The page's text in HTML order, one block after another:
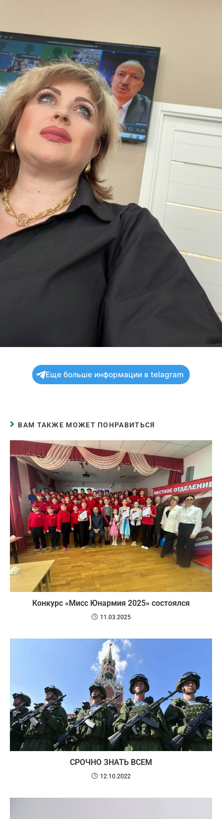
Еще больше информации в telagram
ВАМ ТАКЖЕ МОЖЕТ ПОНРАВИТЬСЯ
️Конкурс «Мисс Юнармия 2025» состоялся
11.03.2025
СРОЧНО ЗНАТЬ ВСЕМ
12.10.2022